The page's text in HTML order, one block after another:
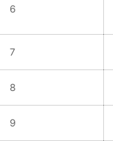
6
7
8
9